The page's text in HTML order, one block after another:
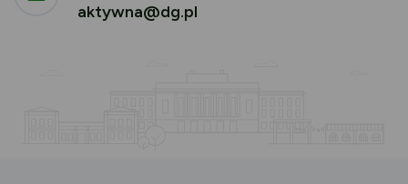
aktywna@dg.pl